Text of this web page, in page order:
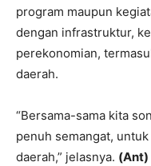
program maupun
dengan infrastruktur,
perekonomian,
daerah.
“Bersama-sama kita
penuh semangat,
daerah,” jelasnya. (Ant)